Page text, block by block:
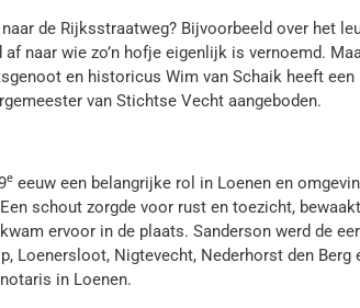
de Rijksstraatweg? Bijvoorbeeld over het
naar wie zo’n hofje eigenlijk is vernoemd.
en historicus Wim van Schaik heeft een
van Stichtse Vecht aangeboden.
e eeuw een belangrijke rol in Loenen en
schout zorgde voor rust en toezicht,
ervoor in de plaats. Sanderson werd de
Loenersloot, Nigtevecht, Nederhorst den Berg
in Loenen.